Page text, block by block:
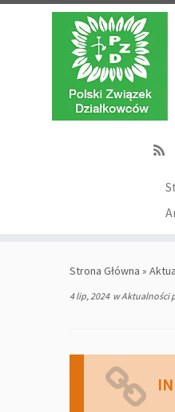
Strona Główna »
4 lip, 2024wAktualności